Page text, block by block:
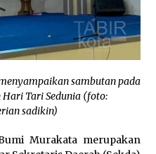
Barang Bukti
sambutan pada
Tari Sedunia (foto:
sadikin)
Murakata merupakan